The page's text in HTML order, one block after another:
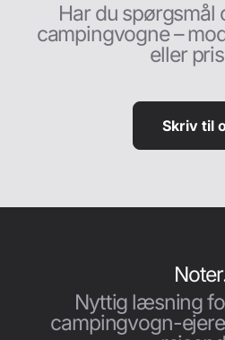
Har du spørgsmål
campingvogne –
eller
Skriv til
Nyttig læsning
campingvogn-